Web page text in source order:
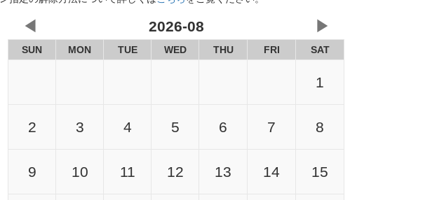
◀ 2026-08 ▶
SUN MON TUE WED THU FRI SAT
1
2 3 4 5 6 7 8
9 10 11 12 13 14 15